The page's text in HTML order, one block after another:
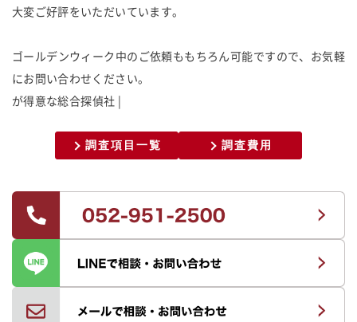
大変ご好評をいただいています。
ゴールデンウィーク中のご依頼ももちろん可能ですので、お気軽
にお問い合わせください。
が得意な総合探偵社
調査項目一覧 調査費用